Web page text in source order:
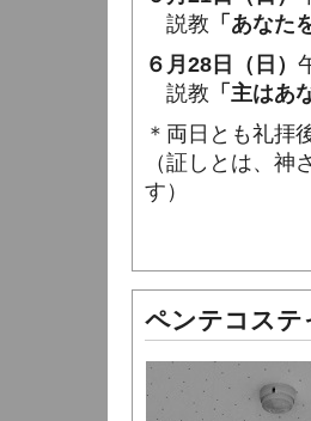
説教 「あなた
６月28日（日）
説教 「主はあ
＊両日とも礼拝
（証しとは、
す）
ペンテコステ